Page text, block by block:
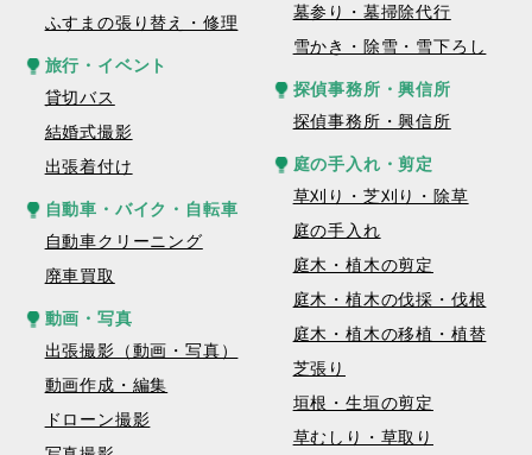
ふすまの張り替え・修理
旅行・イベント
貸切バス
結婚式撮影
出張着付け
自動車・バイク・自転車
自動車クリーニング
廃車買取
動画・写真
出張撮影（動画・写真）
動画作成・編集
ドローン撮影
墓参り・墓掃除代行
雪かき・除雪・雪下ろし
探偵事務所・興信所
探偵事務所・興信所
庭の手入れ・剪定
草刈り・芝刈り・除草
庭の手入れ
庭木・植木の剪定
庭木・植木の伐採・伐根
庭木・植木の移植・植替
芝張り
垣根・生垣の剪定
草むしり・草取り